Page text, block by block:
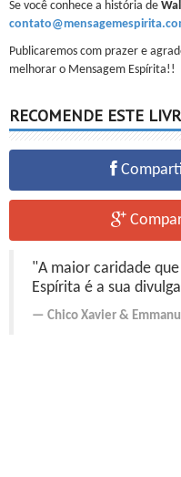
Se você conhece a história de
Publicaremos com prazer e
melhorar o Mensagem Espírita!!
RECOMENDE ESTE
"A maior caridade
Espírita é a sua
Chico Xavier &